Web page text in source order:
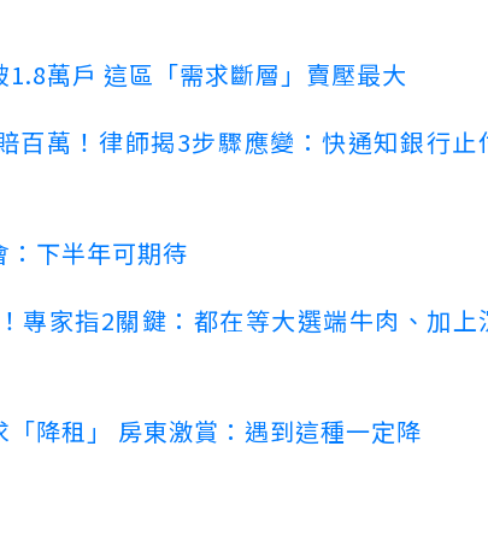
萬戶 這區「需求斷層」賣壓最大
百萬！律師揭3步驟應變：快通知銀行止
：下半年可期待
專家指2關鍵：都在等大選端牛肉、加上
降租」 房東激賞：遇到這種一定降